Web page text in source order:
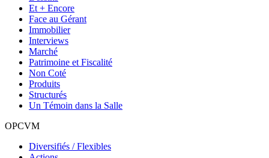
Et + Encore
Face au Gérant
Immobilier
Interviews
Marché
Patrimoine et Fiscalité
Non Coté
Produits
Structurés
Un Témoin dans la Salle
OPCVM
Diversifiés / Flexibles